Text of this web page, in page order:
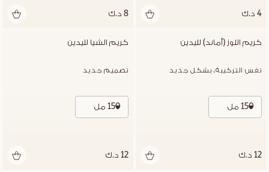
4 د.ك 8 د.ك
كريم اللوز (أماند) لليدين
نفس التركيبة، بشكل جديد
150 مل
12 د.ك
كريم الشيا لليدين
تصميم جديد
150 مل
12 د.ك